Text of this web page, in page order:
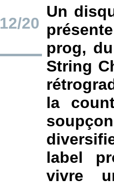
12/20
Un
prog,
String
la
label
vivre